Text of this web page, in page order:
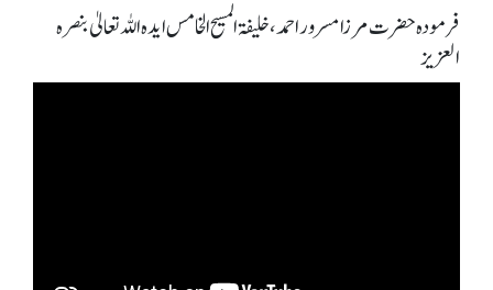
فرمودہ حضرت مرزا مسرور احمد، خلیفۃ المسیح الخامس ایدہ اللہ تعالیٰ بنصرہ
العزیز